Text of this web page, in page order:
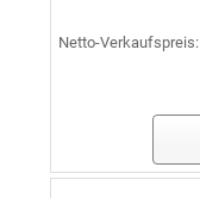
Netto-Verkaufspreis: